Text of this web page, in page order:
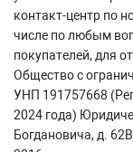
контакт-центр по
числе по любым
покупателей, для
Общество с
УНП 191757668
2024 года)
Богдановича, д.